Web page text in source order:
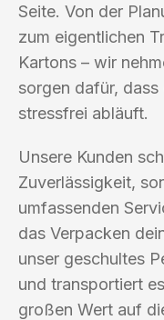
Seite. Von der
zum eigentlichen
Kartons – wir
sorgen dafür,
stressfrei abläuft.
Unsere Kunden
Zuverlässigkeit,
umfassenden
das Verpacken
unser geschultes
und transportiert
großen Wert auf